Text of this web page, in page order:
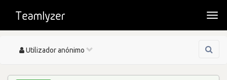
Toggle
Utilizador anónimo